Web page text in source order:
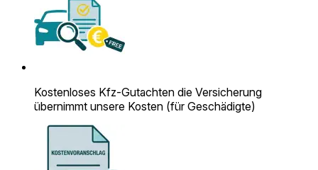
Kostenloses Kfz-Gutachten die Versicherung
übernimmt unsere Kosten (für Geschädigte)